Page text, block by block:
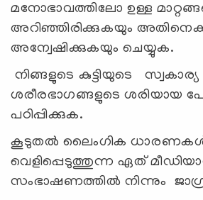
മനോഭാവത്തിലോ ഉള്ള
അറിഞ്ഞിരിക്കുകയും
അന്വേഷിക്കുകയും ചെയ്യുക.
നിങ്ങളുടെ കുട്ടിയുടെ സ്വകാര്യ
ശരീരഭാഗങ്ങളുടെ ശരിയായ
പഠിപ്പിക്കുക.
കൂടുതൽ ലൈംഗിക
വെളിപ്പെടുത്തുന്ന ഏത്
സംഭാഷണത്തിൽ നിന്നും